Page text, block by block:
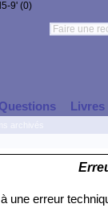
9' (0)
Questions Livres
une erreur